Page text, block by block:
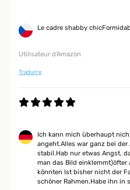
Le cadre shabby
Utilisateur d'Amazon
Tradurre
Ich kann mich überhaupt
angeht.Alles war ganz bei
stabil.Hab nur etwas Angst,
man das Bild einklemmt)öfter
könnten Ist bisher nicht der
schöner Rahmen.Habe ihn in